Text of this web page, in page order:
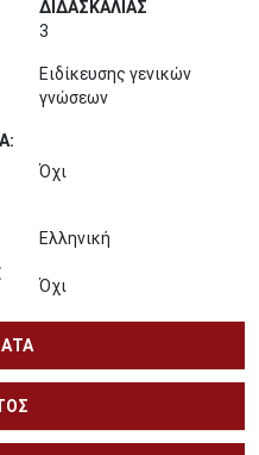
ΔΙΔΑΣΚΑΛΙΑΣ
3
Ειδίκευσης γενικών
γνώσεων
Όχι
Ελληνική
Όχι